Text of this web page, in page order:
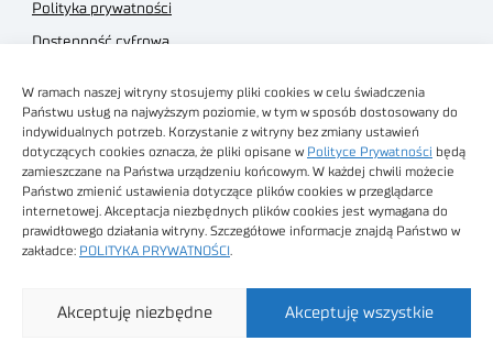
W ramach naszej witryny stosujemy pliki cookies w celu świadczenia
Państwu usług na najwyższym poziomie, w tym w sposób dostosowany do
indywidualnych potrzeb. Korzystanie z witryny bez zmiany ustawień
dotyczących cookies oznacza, że pliki opisane w Polityce Prywatności będą
zamieszczane na Państwa urządzeniu końcowym. W każdej chwili możecie
Państwo zmienić ustawienia dotyczące plików cookies w przeglądarce
internetowej. Akceptacja niezbędnych plików cookies jest wymagana do
prawidłowego działania witryny. Szczegółowe informacje znajdą Państwo w
zakładce: POLITYKA PRYWATNOŚCI
Akceptuję wszystkie
Akceptuję niezbędne
Polityka prywatności
Dostępność cyfrowa
Regulamin sklepu
Obrazy stockowe
autorstwa
Technologiczny